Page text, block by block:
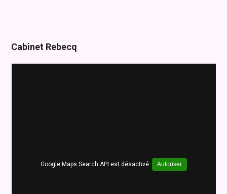
Cabinet Rebecq
Google Maps Search API est désactivé. Autoriser